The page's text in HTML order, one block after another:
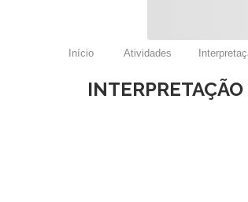
Início Atividades